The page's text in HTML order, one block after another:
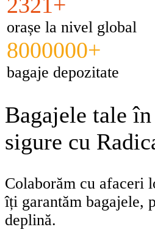
orașe la nivel global
8000000+
bagaje depozitate
Bagajele tale
sigure cu
Colaborăm cu afaceri
îți garantăm bagajele,
deplină.